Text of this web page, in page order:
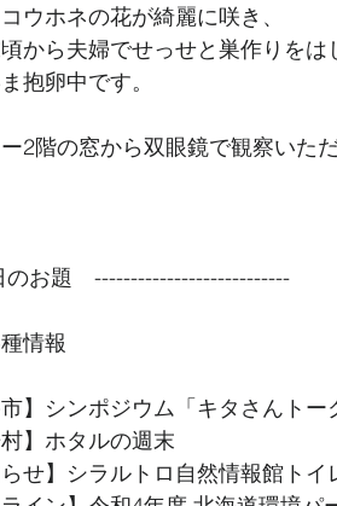
ウホネの花が綺麗に咲き、
から夫婦でせっせと巣作りをは
抱卵中です。
2階の窓から双眼鏡で観察いただ
お題　---------------------------
情報
市】シンポジウム「キタさんト
村】ホタルの週末
らせ】シラルトロ自然情報館ト